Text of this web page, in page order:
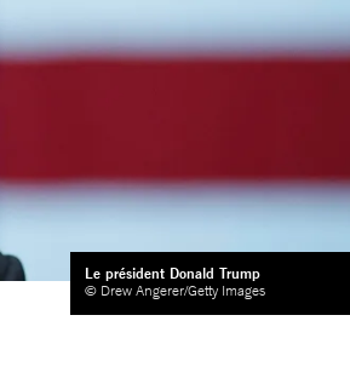
Le président Donald Trump
© Drew Angerer/Getty Images